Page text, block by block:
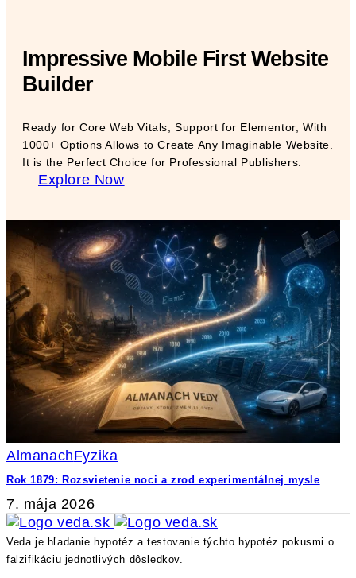
Impressive Mobile First Website
Builder
Ready for Core Web Vitals, Support for Elementor, With
1000+ Options Allows to Create Any Imaginable Website.
It is the Perfect Choice for Professional Publishers.
Explore Now
AlmanachFyzika
Rok 1879: Rozsvietenie noci a zrod experimentálnej mysle
7. mája 2026
Veda je hľadanie hypotéz a testovanie týchto hypotéz pokusmi o
falzifikáciu jednotlivých dôsledkov.